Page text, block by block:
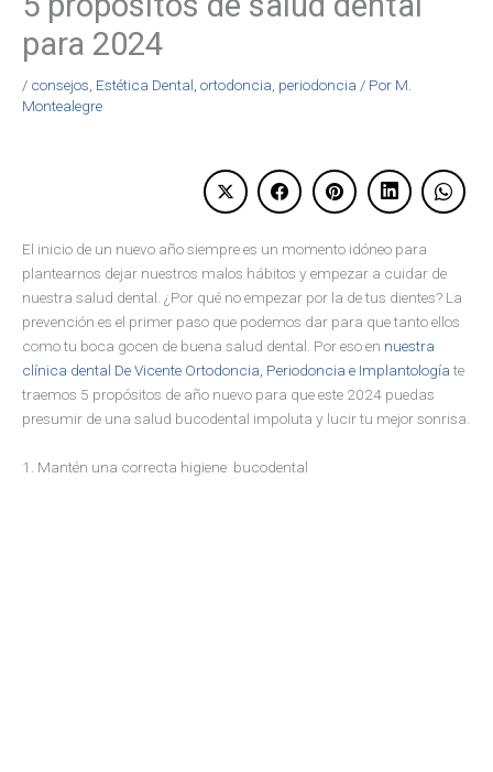
para 2024
/ consejos Estética Dental ortodoncia periodoncia / Por M.
Montealegre
El inicio de un nuevo año siempre es un momento idóneo para
plantearnos dejar nuestros malos hábitos y empezar a cuidar de
nuestra salud dental. ¿Por qué no empezar por la de tus dientes? La
prevención es el primer paso que podemos dar para que tanto ellos
como tu boca gocen de buena salud dental. Por eso en nuestra
clínica dental De Vicente Ortodoncia, Periodoncia e Implantología te
traemos 5 propósitos de año nuevo para que este 2024 puedas
presumir de una salud bucodental impoluta y lucir tu mejor sonrisa.
1. Mantén una correcta higiene bucodental